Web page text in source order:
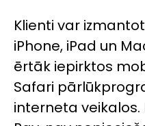
Klienti var
iPhone, iPad un
ērtāk iepirktos
Safari
interneta